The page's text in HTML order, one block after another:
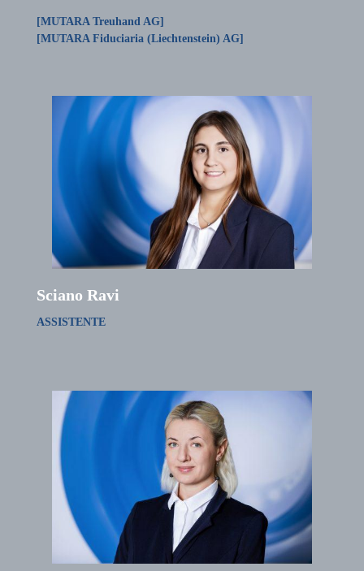
[MUTARA Treuhand AG]
[MUTARA Fiduciaria (Liechtenstein) AG]
Sciano Ravi
ASSISTENTE